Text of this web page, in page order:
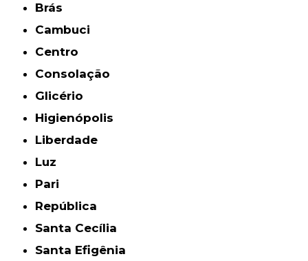
Brás
Cambuci
Centro
Consolação
Glicério
Higienópolis
Liberdade
Luz
Pari
República
Santa Cecília
Santa Efigênia